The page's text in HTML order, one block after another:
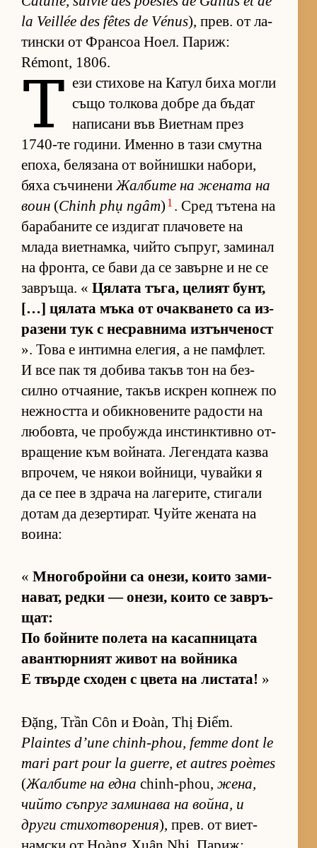
la Veillée des fêtes de Vénus), прев. от ла­
тин­ски от Фран­соа Но­ел. Па­риж:
Rémont, 1806.
Т ези сти­хове на Ка­тул биха могли
също тол­кова добре да бъ­дат
на­пи­сани във Ви­ет­нам през
1740-те го­ди­ни. Именно в тази смутна
епо­ха, бе­ля­зана от вой­нишки на­бо­ри,
бяха съ­чи­нени Жал­бите на же­ната на
воин (Chinh phụ ngâm) 1 . Сред тъ­тена на
ба­ра­ба­ните се из­ди­гат пла­чо­вете на
млада ви­ет­нам­ка, чийто съп­руг, за­ми­нал
на фрон­та, се бави да се за­върне и не се
зав­ръ­ща. « Ця­лата тъ­га, це­лият бунт,
[…] ця­лата мъка от очак­ва­нето са из­
ра­зени тук с нес­рав­нима из­тън­че­ност
». Това е ин­тимна еле­гия, а не пам­ф­лет.
И все пак тя до­бива та­къв тон на без­
силно от­ча­я­ние, та­къв ис­к­рен коп­неж по
неж­ността и обик­но­ве­ните ра­дости на
лю­бов­та, че про­бужда ин­с­тин­к­тивно от­
в­ра­ще­ние към вой­на­та. Ле­ген­дата казва
впро­чем, че ня­кои вой­ни­ци, чу­вайки я
да се пее в здрача на ла­ге­ри­те, сти­гали
до­там да де­зер­ти­рат. Чуйте же­ната на
во­и­на:
« Мно­гоб­ройни са оне­зи, ко­ито за­ми­
на­ват, редки — оне­зи, ко­ито се зав­ръ­
щат:
По бой­ните по­лета на ка­сап­ни­цата
аван­тюр­ният жи­вот на вой­ника
Е твърде схо­ден с цвета на лис­та­та! »
Đặng, Trần Côn и Đoàn, Thị Điểm.
Plaintes d’une chinh-phou, femme dont le
mari part pour la guerre, et autres poèmes
(Жал­бите на една chinh-phou, же­на,
чийто съп­руг за­ми­нава на вой­на, и
други сти­хот­во­ре­ния), прев. от ви­ет­